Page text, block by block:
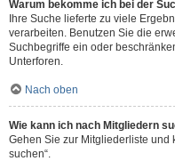
Warum bekomme ich bei der
Ihre Suche lieferte zu viele
verarbeiten. Benutzen Sie die
Suchbegriffe ein oder
Unterforen.
Nach oben
Wie kann ich nach Mitgliedern
Gehen Sie zur Mitgliederliste und
suchen“.